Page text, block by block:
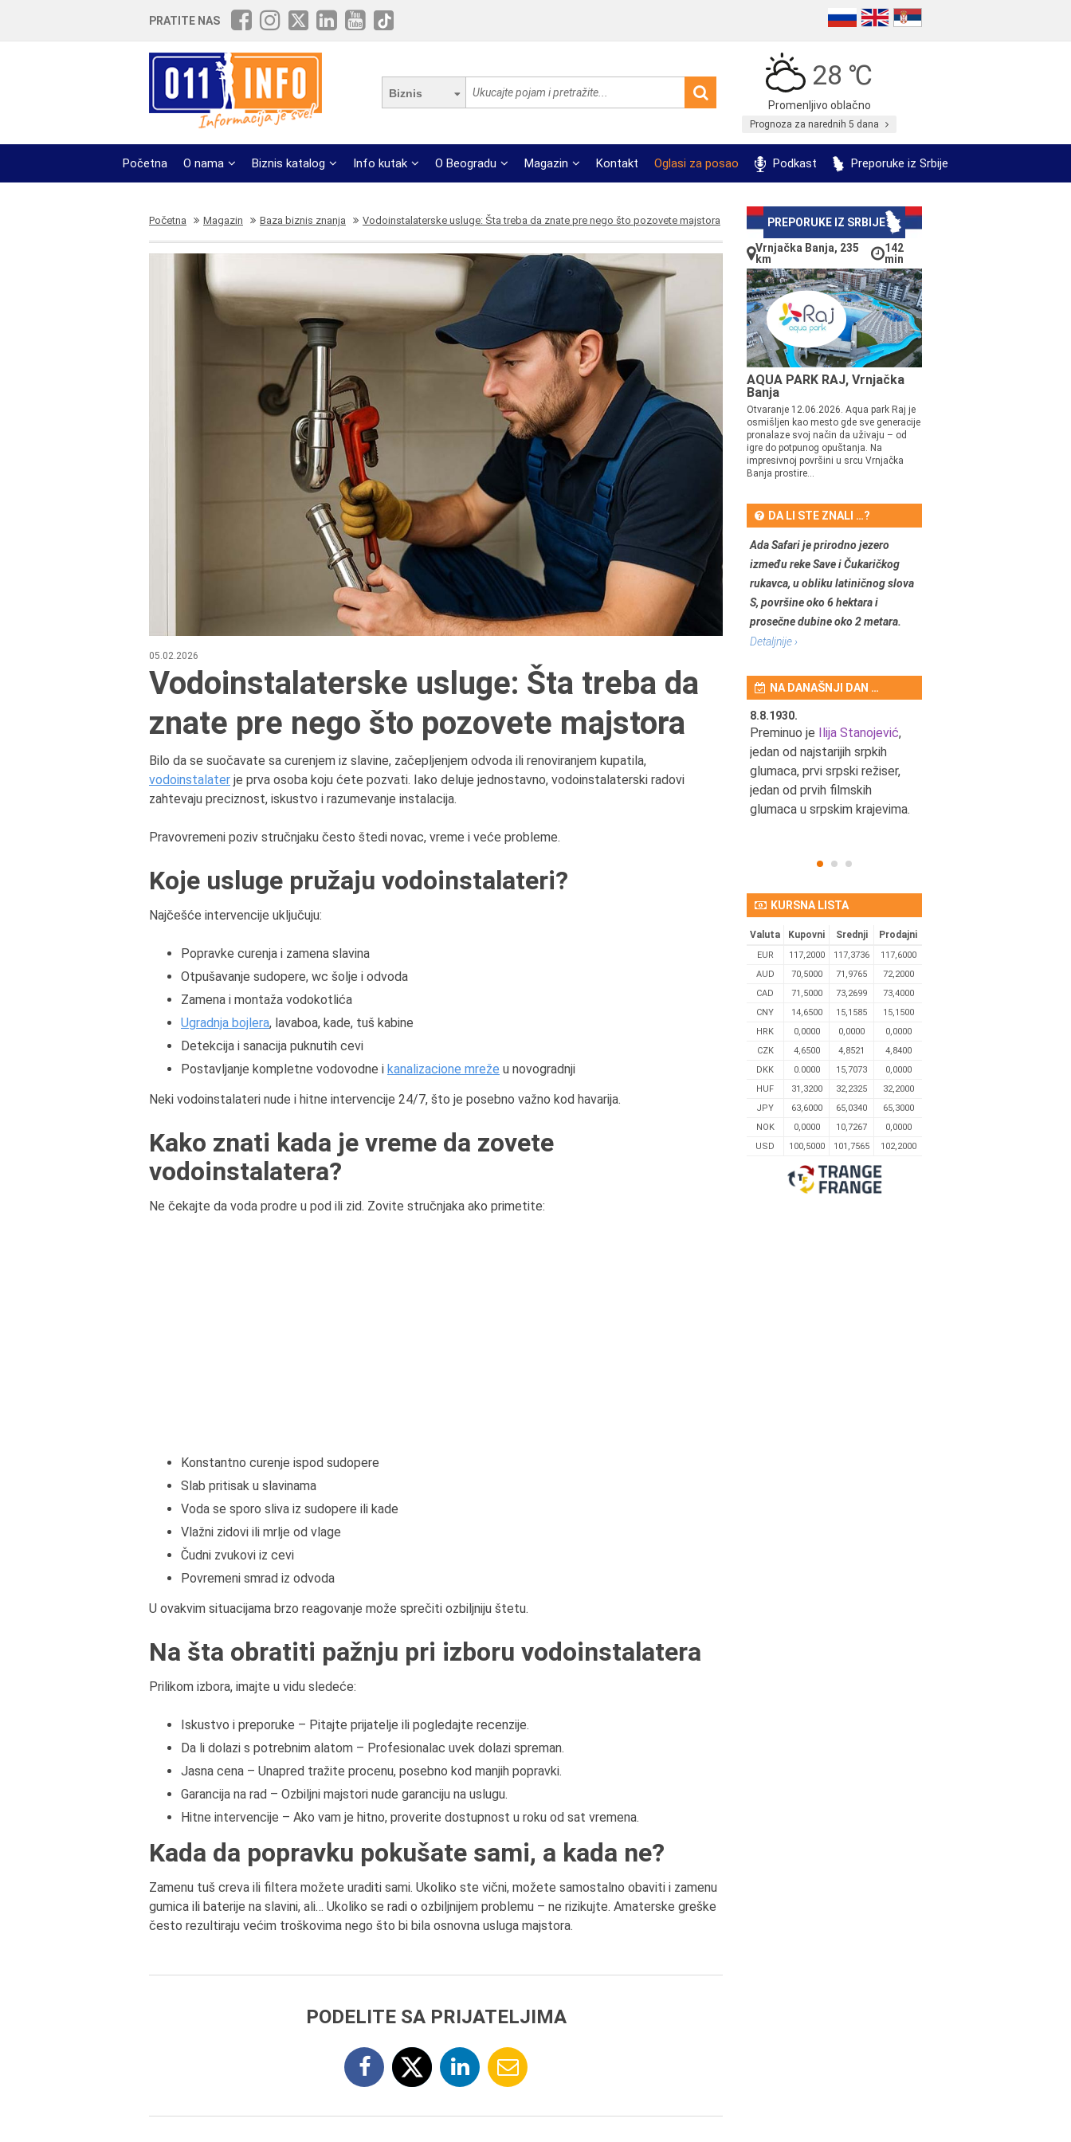
PRATITE NAS
Biznis
28 ℃
Promenljivo oblačno
Prognoza za narednih 5 dana
Početna O nama Biznis katalog Info kutak O Beogradu Magazin Kontakt Oglasi za posao Podkast Preporuke iz Srbije
Početna Magazin Baza biznis znanja Vodoinstalaterske usluge: Šta treba da znate pre nego što pozovete majstora
05.02.2026
Vodoinstalaterske usluge: Šta treba da
znate pre nego što pozovete majstora
Bilo da se suočavate sa curenjem iz slavine, začepljenjem odvoda ili renoviranjem kupatila,
vodoinstalater je prva osoba koju ćete pozvati. Iako deluje jednostavno, vodoinstalaterski radovi
zahtevaju preciznost, iskustvo i razumevanje instalacija.
Pravovremeni poziv stručnjaku često štedi novac, vreme i veće probleme.
Koje usluge pružaju vodoinstalateri?
Najčešće intervencije uključuju:
Popravke curenja i zamena slavina
Otpušavanje sudopere, wc šolje i odvoda
Zamena i montaža vodokotlića
Ugradnja bojlera, lavaboa, kade, tuš kabine
Detekcija i sanacija puknutih cevi
Postavljanje kompletne vodovodne i kanalizacione mreže u novogradnji
Neki vodoinstalateri nude i hitne intervencije 24/7, što je posebno važno kod havarija.
Kako znati kada je vreme da zovete
vodoinstalatera?
Ne čekajte da voda prodre u pod ili zid. Zovite stručnjaka ako primetite:
Konstantno curenje ispod sudopere
Slab pritisak u slavinama
Voda se sporo sliva iz sudopere ili kade
Vlažni zidovi ili mrlje od vlage
Čudni zvukovi iz cevi
Povremeni smrad iz odvoda
U ovakvim situacijama brzo reagovanje može sprečiti ozbiljniju štetu.
Na šta obratiti pažnju pri izboru vodoinstalatera
Prilikom izbora, imajte u vidu sledeće:
Iskustvo i preporuke – Pitajte prijatelje ili pogledajte recenzije.
Da li dolazi s potrebnim alatom – Profesionalac uvek dolazi spreman.
Jasna cena – Unapred tražite procenu, posebno kod manjih popravki.
Garancija na rad – Ozbiljni majstori nude garanciju na uslugu.
Hitne intervencije – Ako vam je hitno, proverite dostupnost u roku od sat vremena.
Kada da popravku pokušate sami, a kada ne?
Zamenu tuš creva ili filtera možete uraditi sami. Ukoliko ste vični, možete samostalno obaviti i zamenu
gumica ili baterije na slavini, ali… Ukoliko se radi o ozbiljnijem problemu – ne rizikujte. Amaterske greške
često rezultiraju većim troškovima nego što bi bila osnovna usluga majstora.
PODELITE SA PRIJATELJIMA
PREPORUKE IZ SRBIJE
Vrnjačka Banja, 235
km
142
min
AQUA PARK RAJ, Vrnjačka
Banja
Otvaranje 12.06.2026. Aqua park Raj je
osmišljen kao mesto gde sve generacije
pronalaze svoj način da uživaju – od
igre do potpunog opuštanja. Na
impresivnoj površini u srcu Vrnjačka
Banja prostire...
DA LI STE ZNALI …?
Ada Safari je prirodno jezero
između reke Save i Čukaričkog
rukavca, u obliku latiničnog slova
S, površine oko 6 hektara i
prosečne dubine oko 2 metara.
Detaljnije ›
NA DANAŠNJI DAN …
8.8.2013.
Preminuo je Dejan Kosanović,
profesor i dekan Fakulteta
8.8.1930.
Preminuo je Ilija Stanojević,
jedan od najstarijih srpkih
glumaca, prvi srpski režiser,
jedan od prvih filmskih
glumaca u srpskim krajevima.
KURSNA LISTA
Valuta Kupovni Srednji Prodajni
EUR 117,2000 117,3736
117,6000
AUD
70,5000 71,9765
72,2000
CAD
71,5000 73,2699
73,4000
CNY
14,6500 15,1585
15,1500
HRK
0,0000 0,0000
0,0000
CZK
4,6500 4,8521
4,8400
DKK
0.0000 15,7073
0,0000
HUF
31,3200 32,2325
32,2000
JPY
63,6000 65,0340
65,3000
NOK
0,0000 10,7267
0,0000
USD
100,5000 101,7565 102,2000